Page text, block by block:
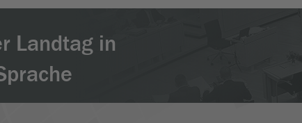
Landtag in